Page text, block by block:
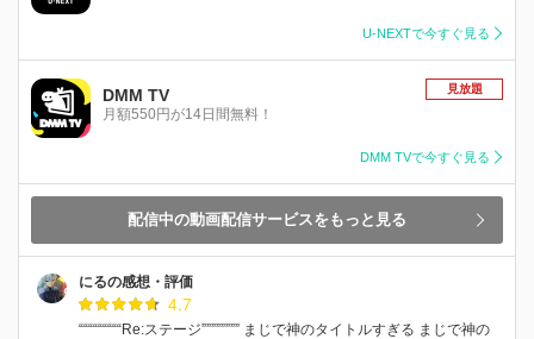
U-NEXTで今すぐ見る
DMM TV
月額550円が14日間無料！
見放題
DMM TVで今すぐ見る
配信中の動画配信サービスをもっと見る
にるの感想・評価
4.7
“““““““““Re:ステージ”””””””” まじで神のタイトルすぎる まじで神の